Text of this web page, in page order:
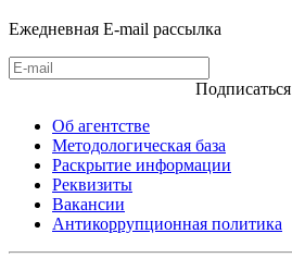
Ежедневная E-mail рассылка
Подписаться
Об агентстве
Методологическая база
Раскрытие информации
Реквизиты
Вакансии
Антикоррупционная политика